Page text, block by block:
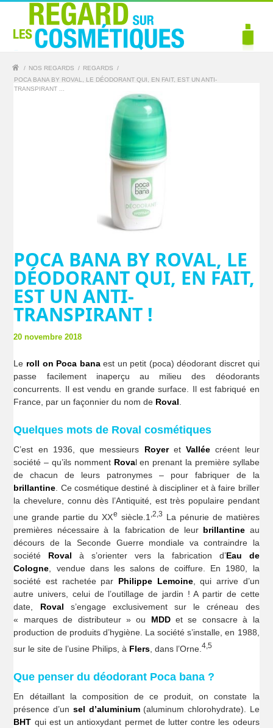
/ NOS REGARDS / REGARDS
/
POCA BANA BY ROVAL, LE DÉODORANT QUI, EN FAIT, EST UN ANTI-
TRANSPIRANT ...
POCA BANA BY ROVAL, LE
DÉODORANT QUI, EN FAIT,
EST UN ANTI-
TRANSPIRANT !
20 novembre 2018
Le roll on Poca banaest un petit (poca) déodorant discret qui
passe facilement inaperçu au milieu des déodorants
concurrents. Il est vendu en grande surface. Il est fabriqué en
France, par un façonnier du nom de Roval
Quelques mots de Roval cosmétiques
C’est en 1936, que messieurs RoyeretVallée créent leur
société – qu’ils nomment Roval en prenant la première syllabe
de chacun de leurs patronymes – pour fabriquer de la
brillantine. Ce cosmétique destiné à discipliner et à faire briller
la chevelure, connu dès l’Antiquité, est très populaire pendant
une grande partie du XXe siècle.1 ,2,3
La pénurie de matières
premières nécessaire à la fabrication de leur brillantine au
décours de la Seconde Guerre mondiale va contraindre la
société Roval à s’orienter vers la fabrication d’Eau de
Cologne , vendue dans les salons de coiffure. En 1980, la
société est rachetée par Philippe Lemoine, qui arrive d’un
autre univers, celui de l’outillage de jardin ! A partir de cette
date, Roval s’engage exclusivement sur le créneau des
« marques de distributeur » ou MDDet se consacre à la
production de produits d’hygiène. La société s’installe, en 1988,
sur le site de l’usine Philips, à Flers , dans l’Orne.4,5
Que penser du déodorant Poca bana ?
En détaillant la composition de ce produit, on constate la
présence d’un sel d’aluminium(aluminum chlorohydrate). Le
BHT qui est un antioxydant permet de lutter contre les odeurs